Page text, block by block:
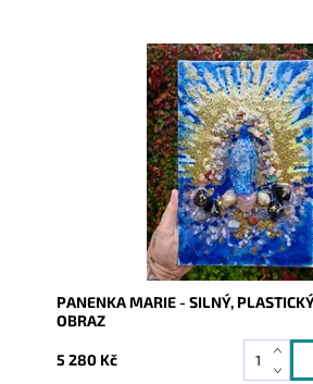
Skladem
10371
PANENKA MARIE - SILNÝ,
OBRAZ
5 280 Kč